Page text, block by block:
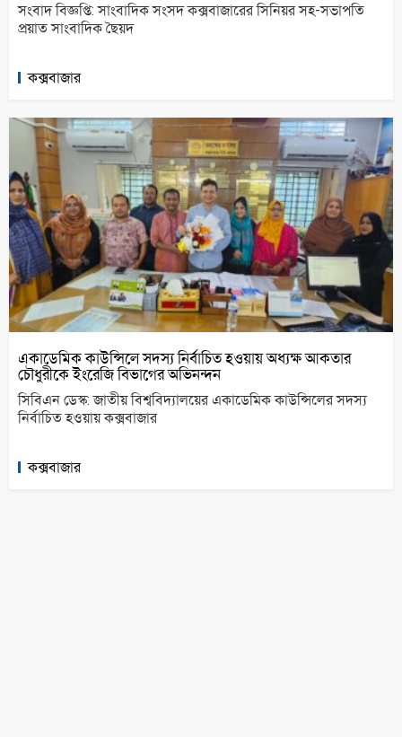
সংবাদ বিজ্ঞপ্তি: সাংবাদিক সংসদ কক্সবাজারের সিনিয়র সহ-সভাপতি
প্রয়াত সাংবাদিক ছৈয়দ
কক্সবাজার
একাডেমিক কাউন্সিলে সদস্য নির্বাচিত হওয়ায় অধ্যক্ষ আকতার
চৌধুরীকে ইংরেজি বিভাগের অভিনন্দন
সিবিএন ডেস্ক: জাতীয় বিশ্ববিদ্যালয়ের একাডেমিক কাউন্সিলের সদস্য
নির্বাচিত হওয়ায় কক্সবাজার
কক্সবাজার